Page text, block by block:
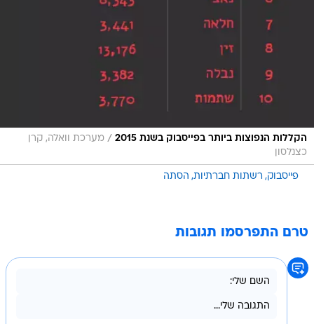
הקללות הנפוצות ביותר בפייסבוק בשנת 2015 / מערכת וואלה, קרן
כצנלסון
פייסבוק רשתות חברתיות הסתה
טרם התפרסמו תגובות